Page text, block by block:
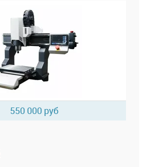
550 000 руб